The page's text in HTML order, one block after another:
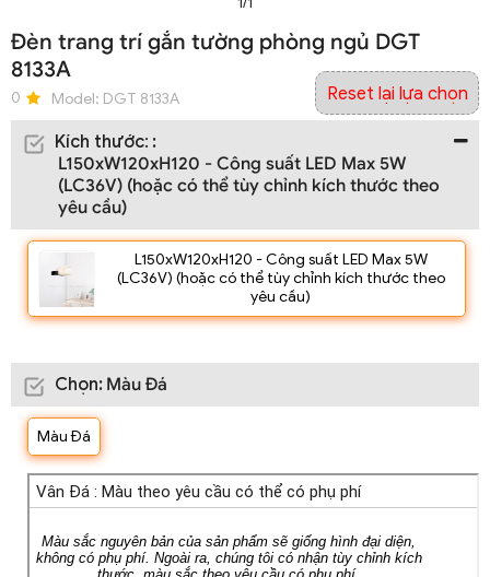
Đèn trang trí gắn tường phòng ngủ DGT
8133A
0 Model: DGT 8133A
Kích thước: :
L150xW120xH120 - Công suất LED Max 5W
(LC36V) (hoặc có thể tùy chỉnh kích thước theo
yêu cầu)
L150xW120xH120 - Công suất LED Max 5W
(LC36V) (hoặc có thể tùy chỉnh kích thước theo
yêu cầu)
Chọn: Màu Đá
Màu Đá
Reset lại lựa chọn